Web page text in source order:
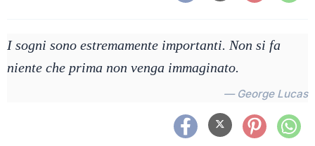
I sogni sono estremamente importanti. Non si fa
niente che prima non venga immaginato.
— George Lucas